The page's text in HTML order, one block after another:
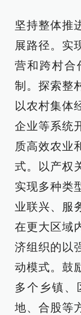
坚持整体推
展路径。实
营和跨村合
制。探索整
以农村集体
企业等系统
质高效农业
式。以产权
实现多种类
业联兴、服
在更大区域
济组织的以
动模式。鼓
多个乡镇、
地、合股等